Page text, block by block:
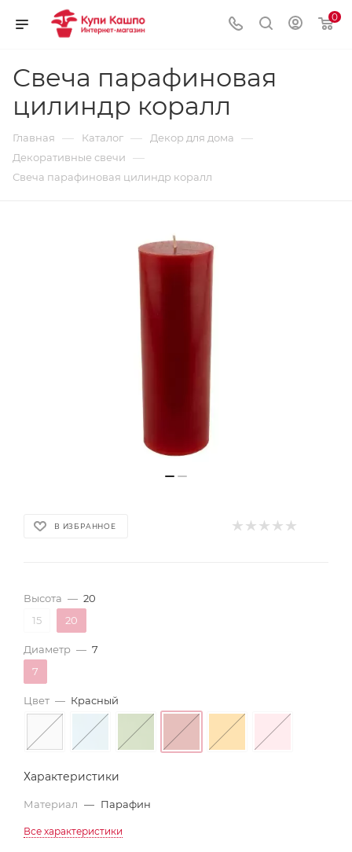
0
Свеча парафиновая
цилиндр коралл
Главная — Каталог — Декор для дома —
Декоративные свечи —
Свеча парафиновая цилиндр коралл
В ИЗБРАННОЕ
Высота — 20
15
20
Диаметр — 7
7
Цвет — Красный
Характеристики
Материал — Парафин
Все характеристики